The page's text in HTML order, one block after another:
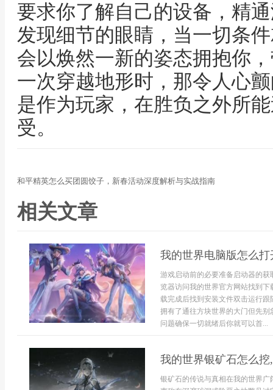
要求你了解自己的设备，精
发现细节的眼睛，当一切条
会以焕然一新的姿态拥抱你
一次穿越地形时，那令人心
是作为玩家，在胜负之外所
受。
和平精英怎么买团圆饺子，新春活动深度解析与实战指南
相关文章
我的世界电脑版怎么
游戏启动前的必要准备启动器的
览器访问我的世界官方网站找到
载完成后找到安装文件双击运行
拥有了通往方块世界的大门但先
问题确保一切就绪后你就可以首...
我的世界银矿石怎么
银矿石的传说与真相在我的世界